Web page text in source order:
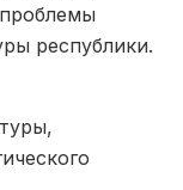
республики.